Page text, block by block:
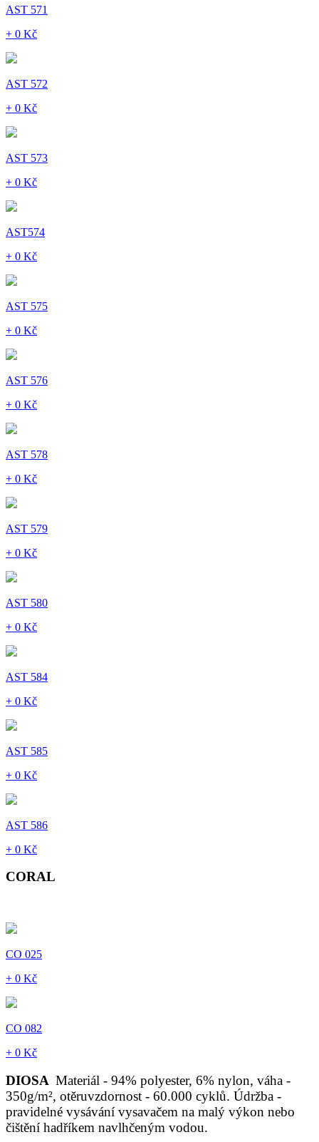
AST 571
+ 0 Kč
AST 572
+ 0 Kč
AST 573
+ 0 Kč
AST574
+ 0 Kč
AST 575
+ 0 Kč
AST 576
+ 0 Kč
AST 578
+ 0 Kč
AST 579
+ 0 Kč
AST 580
+ 0 Kč
AST 584
+ 0 Kč
AST 585
+ 0 Kč
AST 586
+ 0 Kč
CORAL
CO 025
+ 0 Kč
CO 082
+ 0 Kč
DIOSA Materiál - 94% polyester, 6% nylon, váha -
350g/m², otěruvzdornost - 60.000 cyklů. Údržba -
pravidelné vysávání vysavačem na malý výkon nebo
čištění hadříkem navlhčeným vodou.